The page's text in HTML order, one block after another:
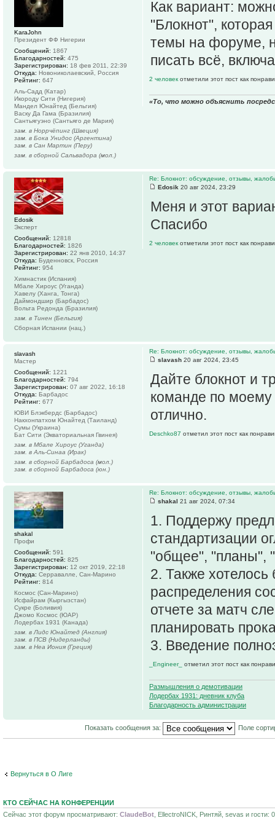
Как вариант:
"Блокнот",
темы на форуме,
писать всё,
2 человек отметили этот пост как
«То, что можно объяснить
KaraJohn
Президент ФФ Нигерии
Сообщений: 1867
Благодарностей: 475
Зарегистрирован: 18 фев 2011, 22:39
Откуда: Новониколаевский, Россия
Рейтинг: 647
Аль-Садд (Катар)
Икороду Сити (Нигерия)
Мандел Юнайтед (Бельгия)
Васку Да Гама (Бразилия)
Сантьягуэно (Сантьяго де Мария)
зам. в Норрчёпинг (Швеция)
зам. в Бока Унидос (Аргентина)
зам. в Сан Мартин (Перу)
зам. в сборной Сальвадора (мол.)
Re: Блокнот: обсуждение, отзывы,
Edosik 20 авг 2024, 23:29
Меня и этот
Спасибо
2 человек отметили этот пост как
Edosik
Эксперт
Сообщений: 12818
Благодарностей: 1826
Зарегистрирован: 22 янв 2010, 14:37
Откуда: Буденновск, Россия
Рейтинг: 954
Химнастик (Испания)
Мбале Хироус (Уганда)
Хавелу (Ханга, Тонга)
Даймондшир (Барбадос)
Вольта Редонда (Бразилия)
зам. в Тинен (Бельгия)
Сборная Испании (нац.)
Re: Блокнот: обсуждение, отзывы,
slavash 20 авг 2024, 23:45
Дайте блокнот и
команде по
отлично.
Deschko87 отметил этот пост как
slavash
Мастер
Сообщений: 1221
Благодарностей: 794
Зарегистрирован: 07 авг 2022, 16:18
Откуда: Барбадос
Рейтинг: 677
ЮВИ Блэкбердс (Барбадос)
Накхонпатхом Юнайтед (Таиланд)
Сумы (Украина)
Бат Сити (Экваториальная Гвинея)
зам. в Мбале Хироус (Уганда)
зам. в Аль-Синаа (Ирак)
зам. в сборной Барбадоса (мол.)
зам. в сборной Барбадоса (юн.)
Re: Блокнот: обсуждение, отзывы,
shakal 21 авг 2024, 07:34
1. Поддержу
стандартизации
"общее", "планы",
2. Также
распределения
отчете за матч
планировать
3. Введение
_Engineer_ отметил этот пост как
Размышления о демотивации
Лодербах 1931: дневник клуба
Благодарность администрации
shakal
Профи
Сообщений: 591
Благодарностей: 825
Зарегистрирован: 12 окт 2019, 22:18
Откуда: Серравалле, Сан-Марино
Рейтинг: 814
Космос (Сан-Марино)
Исфайрам (Кыргызстан)
Сукре (Боливия)
Джомо Космос (ЮАР)
Лодербах 1931 (Канада)
зам. в Лидс Юнайтед (Англия)
зам. в ПСВ (Нидерланды)
зам. в Неа Иония (Греция)
Показать сообщения за: Поле
Вернуться в О Лиге
КТО СЕЙЧАС НА КОНФЕРЕНЦИИ
Сейчас этот форум просматривают: ClaudeBot , EllectroNICK, Ринтяй, sevas и гости: 0